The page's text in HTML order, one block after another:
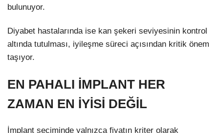
bulunuyor.
Diyabet hastalarında ise kan şekeri seviyesinin kontrol
altında tutulması, iyileşme süreci açısından kritik önem
taşıyor.
EN PAHALI İMPLANT HER
ZAMAN EN İYİSİ DEĞİL
İmplant seçiminde yalnızca fiyatın kriter olarak